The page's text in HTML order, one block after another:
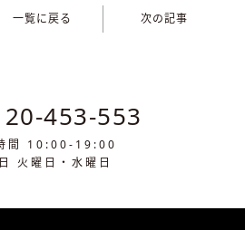
一覧に戻る 次の記事
453-553
間 10:00-19:00
火曜日・水曜日